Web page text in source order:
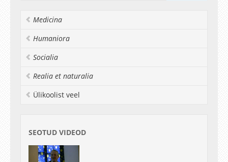
Medicina
Humaniora
Socialia
Realia et naturalia
Ülikoolist veel
SEOTUD VIDEOD